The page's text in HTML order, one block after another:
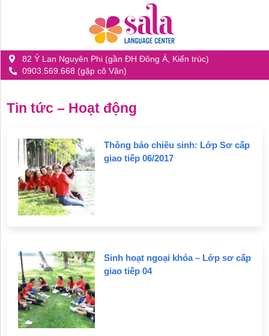
82 Ỷ Lan Nguyên Phi (gần ĐH Đông Á, Kiến trúc)
0903.569.668 (gặp cô Vân)
Tin tức – Hoạt động
Thông báo chiêu sinh: Lớp Sơ cấp
giao tiếp 06/2017
Sinh hoạt ngoại khóa – Lớp sơ cấp
giao tiếp 04
Giới
về
Chương
trình
đào
tạo
Hoạt
động
Giúp